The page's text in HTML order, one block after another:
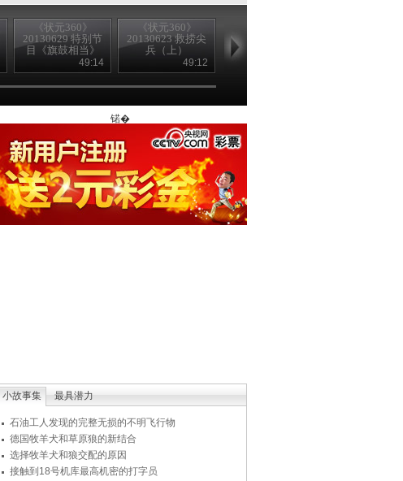
《状元360》
20130629 特别节
目《旗鼓相当》
49:14
《状元360》
20130623 救捞尖
兵（上）
49:12
20130622 超级特
锘�
小故事集 最具潜力
石油工人发现的完整无损的不明飞行物
德国牧羊犬和草原狼的新结合
选择牧羊犬和狼交配的原因
接触到18号机库最高机密的打字员